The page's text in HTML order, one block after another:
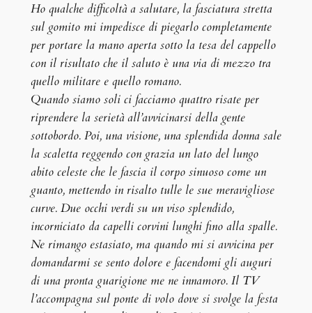
Ho qualche difficoltà a salutare, la fasciatura stretta
sul gomito mi impedisce di piegarlo completamente
per portare la mano aperta sotto la tesa del cappello
con il risultato che il saluto è una via di mezzo tra
quello militare e quello romano.
Quando siamo soli ci facciamo quattro risate per
riprendere la serietà all’avvicinarsi della gente
sottobordo. Poi, una visione, una splendida donna sale
la scaletta reggendo con grazia un lato del lungo
abito celeste che le fascia il corpo sinuoso come un
guanto, mettendo in risalto tulle le sue meravigliose
curve. Due occhi verdi su un viso splendido,
incorniciato da capelli corvini lunghi fino alla spalle.
Ne rimango estasiato, ma quando mi si avvicina per
domandarmi se sento dolore e facendomi gli auguri
di una pronta guarigione me ne innamoro. Il TV
l’accompagna sul ponte di volo dove si svolge la festa